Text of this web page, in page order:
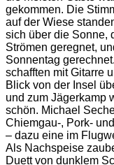
gekommen. Die
auf der Wiese
sich über die Sonne,
Strömen geregnet,
Sonnentag
schafften mit Gitarre
Blick von der Insel
und zum Jägerkamp
schön. Michael
Chiemgau-, Pork-
– dazu eine im
Als Nachspeise
Duett von dunklem